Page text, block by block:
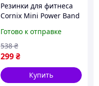
Резинки для фитнеса
Cornix Mini Power Band
0047
Готово к отправке
299 ₴
538 ₴
Купить